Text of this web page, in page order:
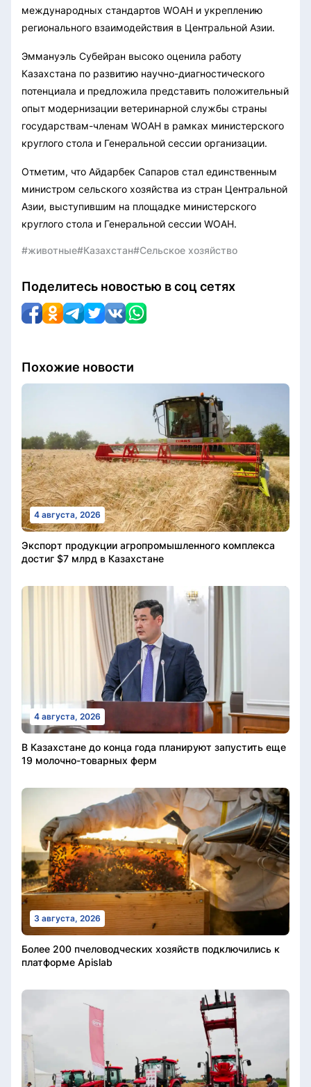
международных стандартов WOAH и укреплению
регионального взаимодействия в Центральной Азии.
Эммануэль Субейран высоко оценила работу
Казахстана по развитию научно-диагностического
потенциала и предложила представить положительный
опыт модернизации ветеринарной службы страны
государствам-членам WOAH в рамках министерского
круглого стола и Генеральной сессии организации.
Отметим, что Айдарбек Сапаров стал единственным
министром сельского хозяйства из стран Центральной
Азии, выступившим на площадке министерского
круглого стола и Генеральной сессии WOAH.
#животные#Казахстан#Сельское хозяйство
Поделитесь новостью в соц сетях
Похожие новости
4 августа, 2026
Экспорт продукции агропромышленного комплекса
достиг $7 млрд в Казахстане
4 августа, 2026
В Казахстане до конца года планируют запустить еще
19 молочно-товарных ферм
3 августа, 2026
Более 200 пчеловодческих хозяйств подключились к
платформе Apislab